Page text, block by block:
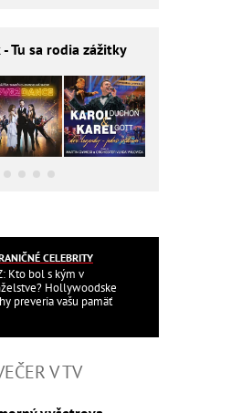
- Tu sa rodia zážitky
CELEBRITY
Kto bol s kým v
Hollywoodske
preveria vašu pamäť
V TV